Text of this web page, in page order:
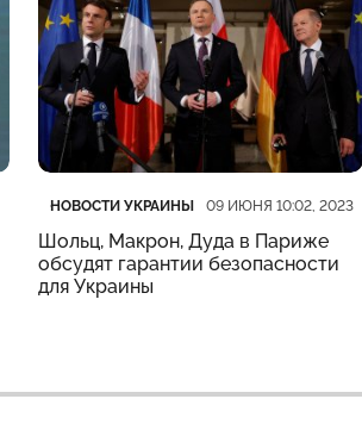
Категория
НОВОСТИ УКРАИНЫ
Дата публикации 09 ИЮНЯ 10:02, 2023
Шольц, Макрон, Дуда в Париже
обсудят гарантии безопасности
для Украины